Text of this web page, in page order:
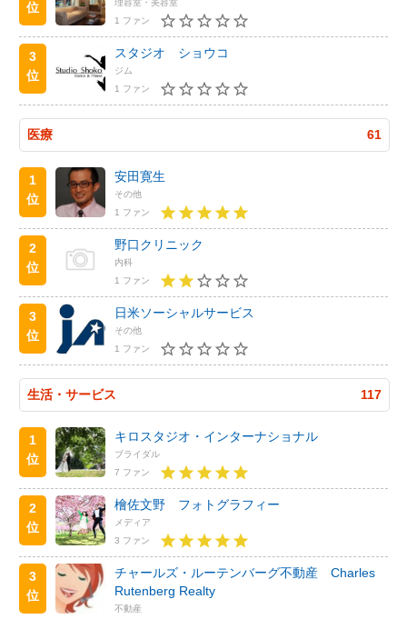
位
1 ファン
3
位
スタジオ ショウコ
ジム
1 ファン
医療 61
1
位
安田寛生
その他
1 ファン
2
位
野口クリニック
内科
1 ファン
3
位
日米ソーシャルサービス
その他
1 ファン
生活・サービス 117
1
位
キロスタジオ・インターナショナル
ブライダル
7 ファン
2
位
檜佐文野 フォトグラフィー
メディア
3 ファン
3
位
チャールズ・ルーテンバーグ不動産 Charles
Rutenberg Realty
不動産